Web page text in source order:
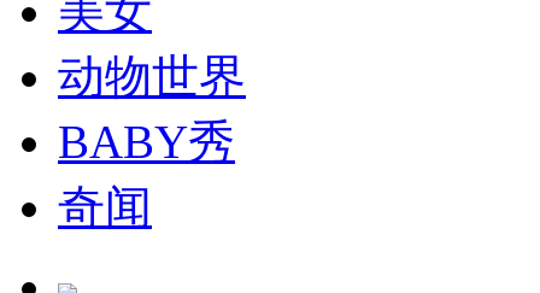
女孩北京地铁殴打老人 痛下狠手拳打脚踢
无痛分娩是否安全 医生回应
外交部：反对强权政治霸凌主义
美女
动物世界
BABY秀
奇闻